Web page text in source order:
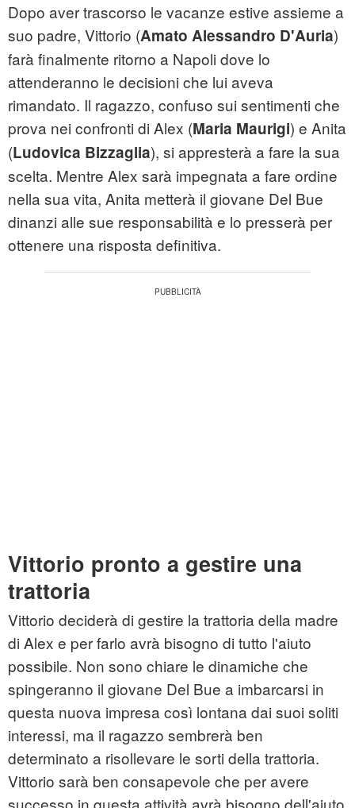
Dopo aver trascorso le vacanze estive assieme a
suo padre, Vittorio (Amato Alessandro D'Auria)
farà finalmente ritorno a Napoli dove lo
attenderanno le decisioni che lui aveva
rimandato. Il ragazzo, confuso sui sentimenti che
prova nei confronti di Alex (Maria Maurigi) e Anita
(Ludovica Bizzaglia), si appresterà a fare la sua
scelta. Mentre Alex sarà impegnata a fare ordine
nella sua vita, Anita metterà il giovane Del Bue
dinanzi alle sue responsabilità e lo presserà per
ottenere una risposta definitiva.
Vittorio pronto a gestire una
trattoria
Vittorio deciderà di gestire la trattoria della madre
di Alex e per farlo avrà bisogno di tutto l'aiuto
possibile. Non sono chiare le dinamiche che
spingeranno il giovane Del Bue a imbarcarsi in
questa nuova impresa così lontana dai suoi soliti
interessi, ma il ragazzo sembrerà ben
determinato a risollevare le sorti della trattoria.
Vittorio sarà ben consapevole che per avere